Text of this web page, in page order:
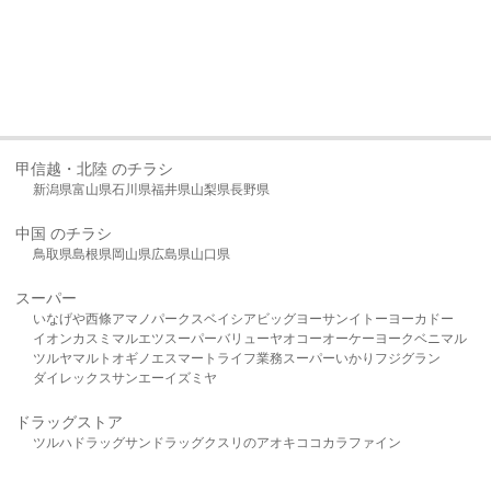
甲信越・北陸 のチラシ
新潟県富山県石川県福井県山梨県長野県
中国 のチラシ
鳥取県島根県岡山県広島県山口県
スーパー
いなげや西條アマノパークスベイシア ビッグヨーサンイトーヨーカドー
イオンカスミ マルエツスーパーバリューヤオコーオーケー ヨークベニマル
ツルヤマルト オギノ エスマート ライフ業務スーパーいかり フジグラン
ダイレックスサンエーイズミヤ
ドラッグストア
ツルハドラッグサンドラッグクスリのアオキ ココカラファイン